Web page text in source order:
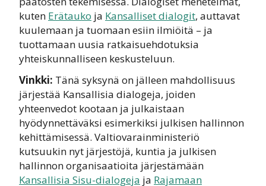
kuten Erätauko ja Kansalliset dialogit, auttavat
kuulemaan ja tuomaan esiin ilmiöitä – ja
tuottamaan uusia ratkaisuehdotuksia
yhteiskunnalliseen keskusteluun.
Vinkki: Tänä syksynä on jälleen mahdollisuus
järjestää Kansallisia dialogeja, joiden
yhteenvedot kootaan ja julkaistaan
hyödynnettäväksi esimerkiksi julkisen hallinnon
kehittämisessä. Valtiovarainministeriö
kutsuukin nyt järjestöjä, kuntia ja julkisen
hallinnon organisaatioita järjestämään
Kansallisia Sisu-dialogeja ja Rajamaan